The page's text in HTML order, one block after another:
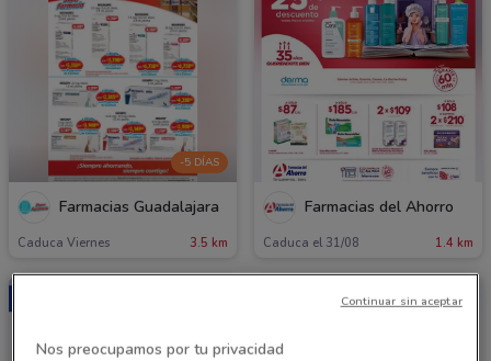
-5 DÍAS
Farmacias Guadalajara
Caduca Viernes 3.5 km
Farmacias del Ahorro
Caduca el 31/08 1.4 km
Nos preocupamos por tu privacidad
Continuar sin aceptar